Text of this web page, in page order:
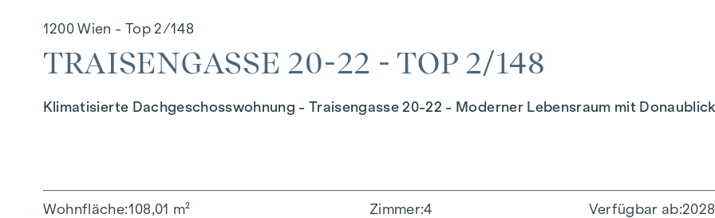
1200 Wien - Top 2/148
TRAISENGASSE 20-22 - TOP 2/148
Klimatisierte Dachgeschosswohnung - Traisengasse 20-22 - Moderner Lebensraum mit
Wohnfläche 108,01 m²
Zimmer 4
Verfügbar ab 2028